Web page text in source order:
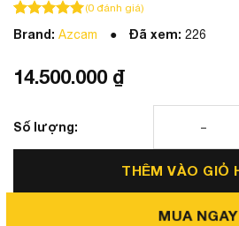
100trên 5 dựa trên
100 đánh giá
(0đánh giá)
Brand: Azcam Đã xem: 226
14.500.000 ₫
Camera 540 Azcam Ford Territory
THÊM VÀO GIỎ
MUA NGAY